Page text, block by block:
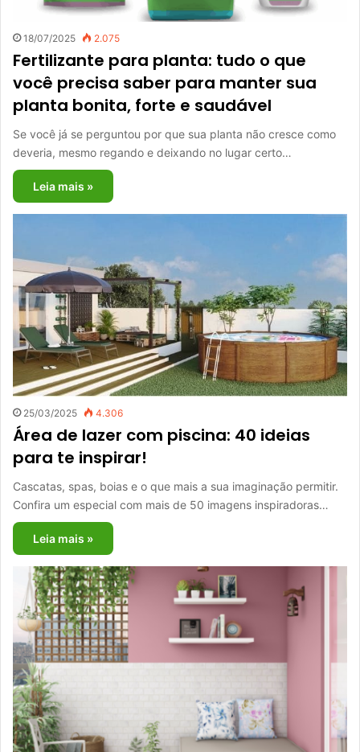
18/07/2025 2.075
Fertilizante para planta: tudo o que
você precisa saber para manter sua
planta bonita, forte e saudável
Se você já se perguntou por que sua planta não cresce como
deveria, mesmo regando e deixando no lugar certo…
Leia mais »
25/03/2025 4.306
Área de lazer com piscina: 40 ideias
para te inspirar!
Cascatas, spas, boias e o que mais a sua imaginação permitir.
Confira um especial com mais de 50 imagens inspiradoras…
Leia mais »